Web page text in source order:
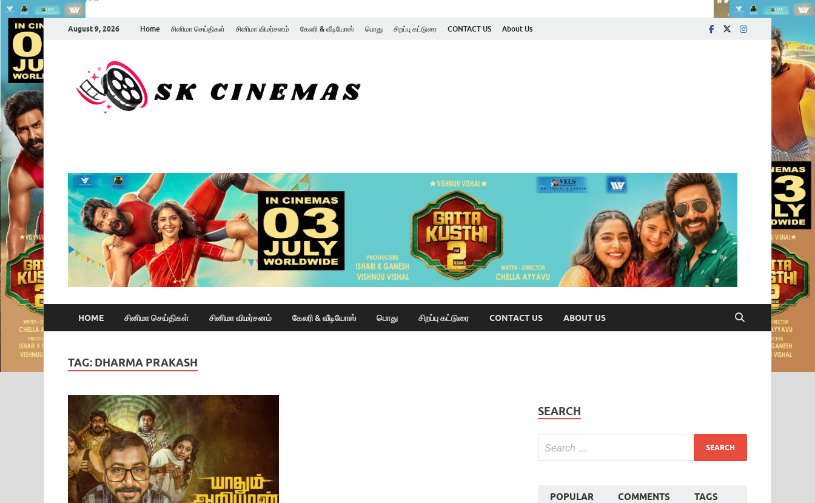
August 9, 2026 Home சினிமா செய்திகள் சினிமா விமர்சனம் கேலரி & வீடியோஸ் பொது சிறப்பு கட்டுரை CONTACT US About Us
HOME சினிமா செய்திகள் சினிமா விமர்சனம் கேலரி & வீடியோஸ் பொது சிறப்பு கட்டுரை CONTACT US ABOUT US
TAG: DHARMA PRAKASH
SEARCH
POPULAR COMMENTS TAGS